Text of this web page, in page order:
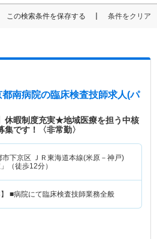
この検索条件を保存する 条件をクリア
都南病院の臨床検査技師求人(パ
休暇制度充実★地域医療を担う中核
です！〈非常勤〉
市下京区 ＪＲ東海道本線(米原－神戸)
（徒歩12分）
】 ■病院にて臨床検査技師業務全般